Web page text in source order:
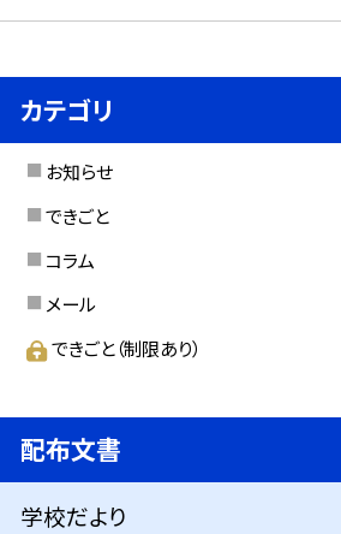
カテゴリ
お知らせ
できごと
コラム
メール
できごと（制限あり）
配布文書
学校だより